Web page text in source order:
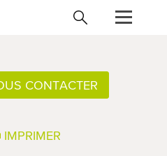
CONTACTER
IMPRIMER